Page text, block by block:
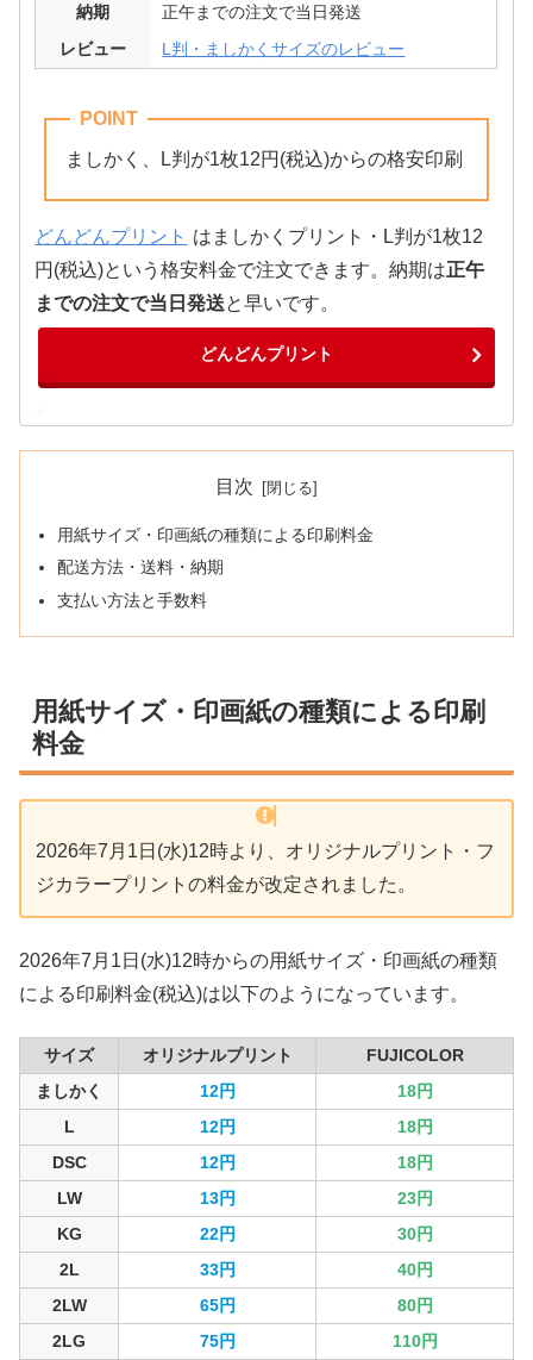
納期
正午までの注文で当日発送
レビュー
L判・ましかくサイズのレビュー
POINT
ましかく、L判が1枚12円(税込)からの格安印刷
どんどんプリント はましかくプリント・L判が1枚12
円(税込)という格安料金で注文できます。納期は正午
までの注文で当日発送と早いです。
どんどんプリント
目次
用紙サイズ・印画紙の種類による印刷料金
配送方法・送料・納期
支払い方法と手数料
用紙サイズ・印画紙の種類による印刷
料金
2026年7月1日(水)12時より、オリジナルプリント・フ
ジカラープリントの料金が改定されました。
2026年7月1日(水)12時からの用紙サイズ・印画紙の種類
による印刷料金(税込)は以下のようになっています。
サイズ オリジナルプリント
FUJICOLOR
ましかく
12円
18円
L
12円
18円
DSC
12円
18円
LW
13円
23円
KG
22円
30円
2L
33円
40円
2LW
65円
80円
2LG
75円
110円